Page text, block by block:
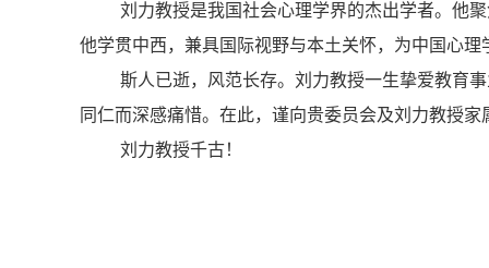
刘力教授是我国社会心理学界的杰出学者。他
他学贯中西，兼具国际视野与本土关怀，为中国心
斯人已逝，风范长存。刘力教授一生挚爱教育
同仁而深感痛惜。在此，谨向贵委员会及刘力教授
刘力教授千古！